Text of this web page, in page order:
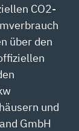
CO2-
über den
und
GmbH